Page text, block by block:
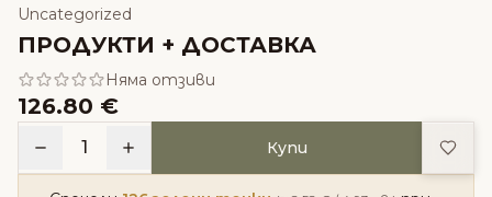
Uncategorized
ПРОДУКТИ + ДОСТАВКА
Няма отзиви
126.80 €
1 Купи